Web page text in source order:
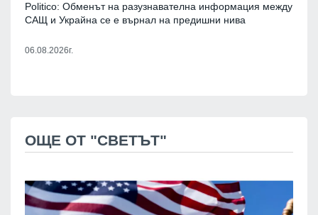
Politico: Обменът на разузнавателна информация между
САЩ и Украйна се е върнал на предишни нива
06.08.2026г.
ОЩЕ ОТ "СВЕТЪТ"